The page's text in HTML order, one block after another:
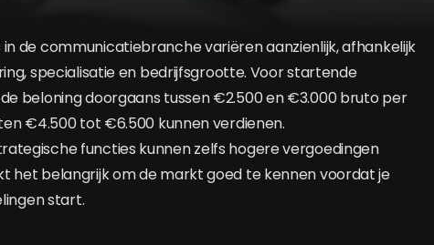
de communicatiebranche variëren aanzienlijk, afhankelijk
specialisatie en bedrijfsgrootte. Voor startende
beloning doorgaans tussen €2.500 en €3.000 bruto per
€4.500 tot €6.500 kunnen verdienen.
functies kunnen zelfs hogere vergoedingen
het belangrijk om de markt goed te kennen voordat je
start.